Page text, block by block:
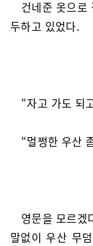
건네준 옷으로
두하고 있었다.
“자고 가도 되
“멀쩡한 우산
영문을 모르겠
말없이 우산 무